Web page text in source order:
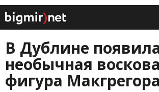
В Дублине
необычная
фигура Макгрегора